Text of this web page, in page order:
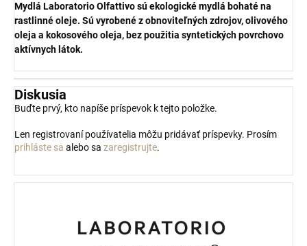
Mydlá Laboratorio Olfattivo sú ekologické mydlá bohaté na
rastlinné oleje. Sú vyrobené z obnoviteľných zdrojov, olivového
oleja a kokosového oleja, bez použitia syntetických povrchovo
aktívnych látok.
Diskusia
Buďte prvý, kto napíše príspevok k tejto položke.
Len registrovaní používatelia môžu pridávať príspevky. Prosím
prihláste sa alebo sa zaregistrujte.